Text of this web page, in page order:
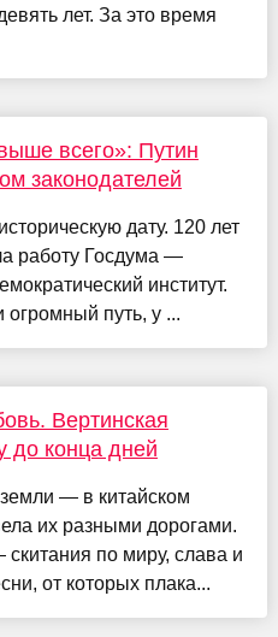
лет. За это время
всего»: Путин
законодателей
дату. 120 лет
работу Госдума —
институт.
путь, у ...
Вертинская
до конца дней
— в китайском
их разными дорогами.
по миру, слава и
от которых плака...